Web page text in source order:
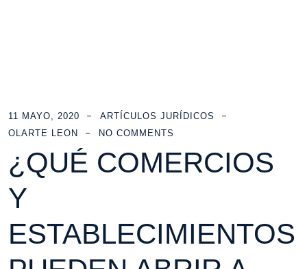
11 MAYO, 2020
ARTÍCULOS JURÍDICOS
OLARTE LEON
NO COMMENTS
¿QUÉ COMERCIOS
Y
ESTABLECIMIENTOS